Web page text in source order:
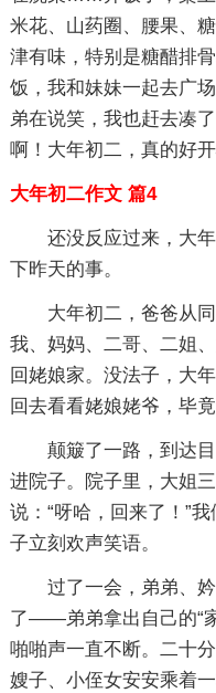
米花、山药圈、腰果、
津有味，特别是糖醋排
饭，我和妹妹一起去广
弟在说笑，我也赶去凑
啊！大年初二，真的好开
大年初二作文 篇4
还没反应过来，大
下昨天的事。
大年初二，爸爸从
我、妈妈、二哥、二姐
回姥娘家。没法子，大
回去看看姥娘姥爷，毕
颠簸了一路，到达
进院子。院子里，大姐
说：“呀哈，回来了！”
子立刻欢声笑语。
过了一会，弟弟、
了——弟弟拿出自己的“
啪啪声一直不断。二十
嫂子、小侄女安安乘着